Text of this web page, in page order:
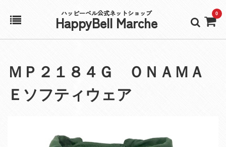
ハッピーベル公式ネットショップ
HappyBell Marche 0
アカウント
カート
ＭＰ２１８４Ｇ ＯＮＡＭＡ
Ｅソフティウェア